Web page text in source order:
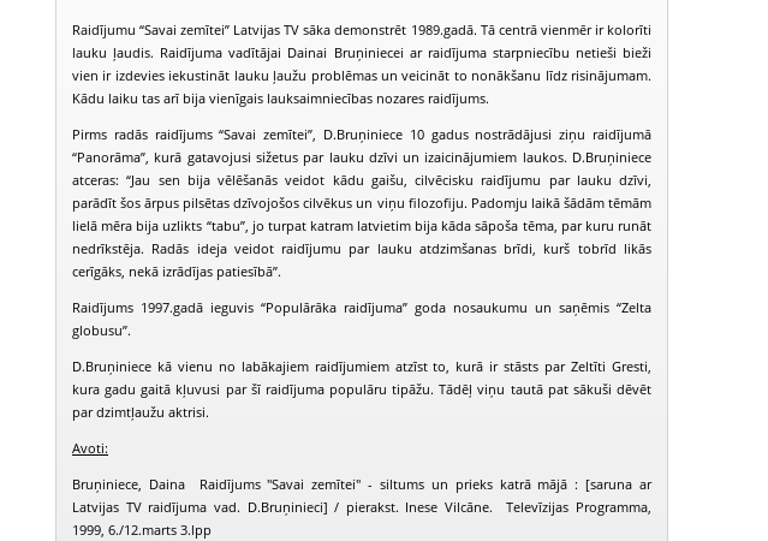
Savai zemītei (2002-11-17)
PUBLISKAJĀS
BIBLIOTĒKĀS
Raidījumu “Savai zemītei” Latvijas TV sāka demonstrēt 1989.gadā. Tā centrā vienmēr ir kolorīti
lauku ļaudis. Raidījuma vadītājai Dainai Bruņiniecei ar raidījuma starpniecību netieši bieži
vien ir izdevies iekustināt lauku ļaužu problēmas un veicināt to nonākšanu līdz risinājumam.
Kādu laiku tas arī bija vienīgais lauksaimniecības nozares raidījums.
Pirms radās raidījums “Savai zemītei”, D.Bruņiniece 10 gadus nostrādājusi ziņu raidījumā
“Panorāma”, kurā gatavojusi sižetus par lauku dzīvi un izaicinājumiem laukos. D.Bruņiniece
atceras: “Jau sen bija vēlēšanās veidot kādu gaišu, cilvēcisku raidījumu par lauku dzīvi,
parādīt šos ārpus pilsētas dzīvojošos cilvēkus un viņu filozofiju. Padomju laikā šādām tēmām
lielā mēra bija uzlikts “tabu”, jo turpat katram latvietim bija kāda sāpoša tēma, par kuru runāt
nedrīkstēja. Radās ideja veidot raidījumu par lauku atdzimšanas brīdi, kurš tobrīd likās
cerīgāks, nekā izrādījas patiesībā”.
Raidījums 1997.gadā ieguvis “Populārāka raidījuma” goda nosaukumu un saņēmis “Zelta
globusu”.
D.Bruņiniece kā vienu no labākajiem raidījumiem atzīst to, kurā ir stāsts par Zeltīti Gresti,
kura gadu gaitā kļuvusi par šī raidījuma populāru tipāžu. Tādēļ viņu tautā pat sākuši dēvēt
par dzimtļaužu aktrisi.
Avoti:
Bruņiniece, Daina Raidījums "Savai zemītei" - siltums un prieks katrā mājā : [saruna ar
Latvijas TV raidījuma vad. D.Bruņinieci] / pierakst. Inese Vilcāne. Televīzijas Programma,
1999, 6./12.marts 3.lpp